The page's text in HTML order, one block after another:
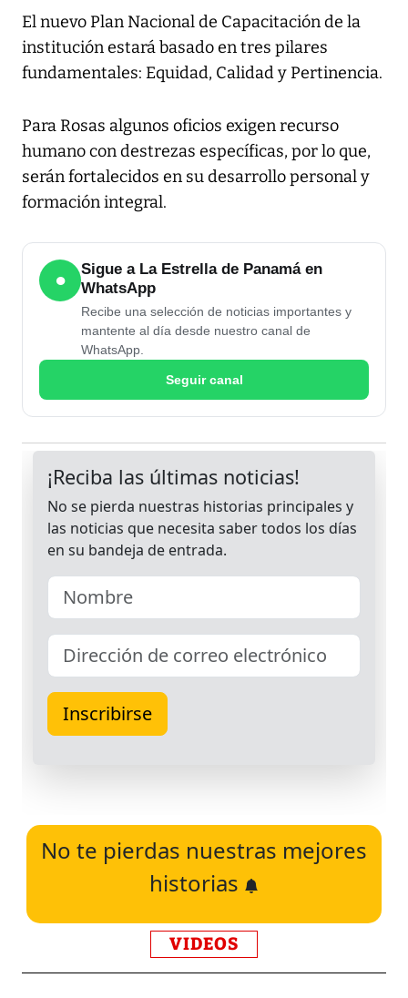
El nuevo Plan Nacional de Capacitación de la
institución estará basado en tres pilares
fundamentales: Equidad, Calidad y Pertinencia.
Para Rosas algunos oficios exigen recurso
humano con destrezas específicas, por lo que,
serán fortalecidos en su desarrollo personal y
formación integral.
●
Sigue a La Estrella de Panamá en
WhatsApp
Recibe una selección de noticias importantes y
mantente al día desde nuestro canal de
WhatsApp.
Seguir canal
No te pierdas nuestras mejores
historias
VIDEOS